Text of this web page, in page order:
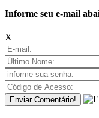
Informe seu e-mail
X
Enviar Comentário!